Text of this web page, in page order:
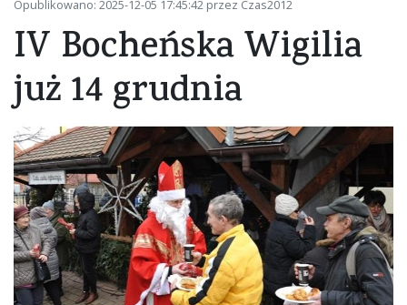
Opublikowano: 2025-12-05 17:45:42 przez Czas2012
IV Bocheńska Wigilia
już 14 grudnia